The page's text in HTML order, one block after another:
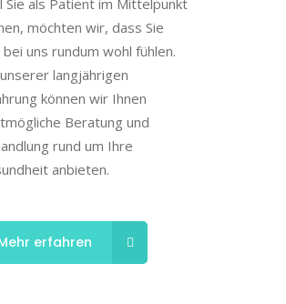
Sie als Patient im Mittelpunkt
möchten wir, dass Sie
bei uns rundum wohl fühlen.
langjährigen
können wir Ihnen
Beratung und
rund um Ihre
anbieten.
erfahren